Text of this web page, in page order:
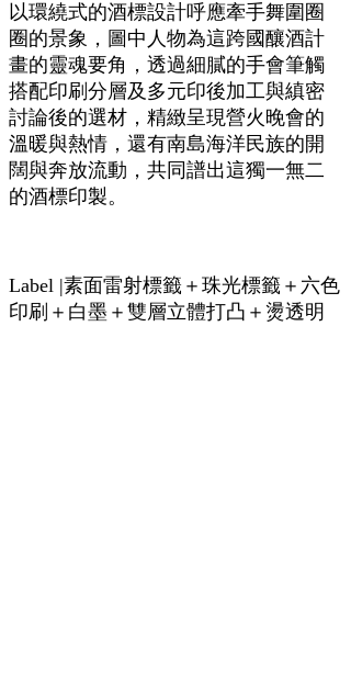
以環繞式的酒標設計呼應牽手舞圍圈
圈的景象，圖中人物為這跨國釀酒計
畫的靈魂要角，透過細膩的手會筆觸
搭配印刷分層及多元印後加工與縝密
討論後的選材，精緻呈現營火晚會的
溫暖與熱情，還有南島海洋民族的開
闊與奔放流動，共同譜出這獨一無二
的酒標印製。
Label |素面雷射標籤＋珠光標籤＋六色
印刷＋白墨＋雙層立體打凸＋燙透明